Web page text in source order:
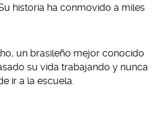
historia ha conmovido a miles
un brasileño mejor conocido
su vida trabajando y nunca
ir a la escuela.